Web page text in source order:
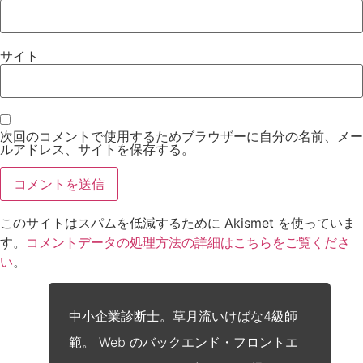
サイト
次回のコメントで使用するためブラウザーに自分の名前、メー
ルアドレス、サイトを保存する。
このサイトはスパムを低減するために Akismet を使っていま
す。 コメントデータの処理方法の詳細はこちらをご覧くださ
い。
中小企業診断士。草月流いけばな4級師
範。 Web のバックエンド・フロントエ